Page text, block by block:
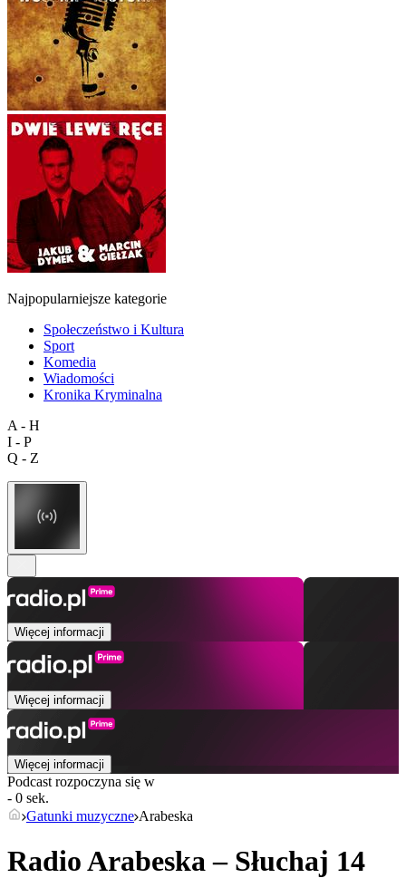
Najpopularniejsze kategorie
Społeczeństwo i Kultura
Sport
Komedia
Wiadomości
Kronika Kryminalna
A - H
I - P
Q - Z
Więcej informacji
Więcej informacji
Więcej informacji
Podcast rozpoczyna się w
- 0 sek.
Gatunki muzyczne Arabeska
Radio Arabeska – Słuchaj 14